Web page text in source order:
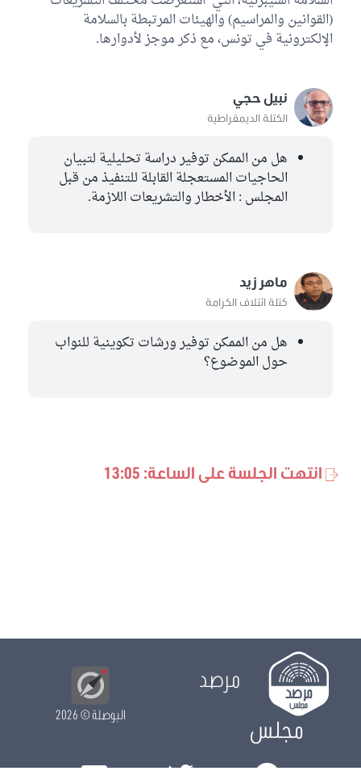
(القوانين والمراسيم) والهيئات المرتبطة بالسلامة
الإلكترونية في تونس، مع ذكر موجز لأدوارها.
نبيل حجي
الكتلة الديمقراطية
هل من الممكن توفير دراسة تحليلية لتبيان
الحاجيات المستعجلة القابلة للتنفيذ من قبل
المجلس : الأخطار والتشريعات اللازمة.
ماهر زيد
كتلة ائتلاف الكرامة
هل من الممكن توفير ورشات تكوينية للنواب
حول الموضوع؟
انتهت الجلسة على الساعة: 13:05
مرصد
مجلس
البوصلة© 2026